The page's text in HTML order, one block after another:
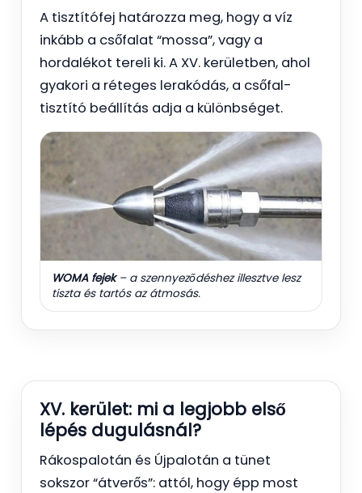
A tisztítófej határozza meg, hogy a víz
inkább a csőfalat “mossa”, vagy a
hordalékot tereli ki. A XV. kerületben, ahol
gyakori a réteges lerakódás, a csőfal-
tisztító beállítás adja a különbséget.
WOMA fejek– a szennyeződéshez illesztve lesz
tiszta és tartós az átmosás.
XV. kerület: mi a legjobb első
lépés dugulásnál?
Rákospalotán és Újpalotán a tünet
sokszor “átverős”: attól, hogy épp most